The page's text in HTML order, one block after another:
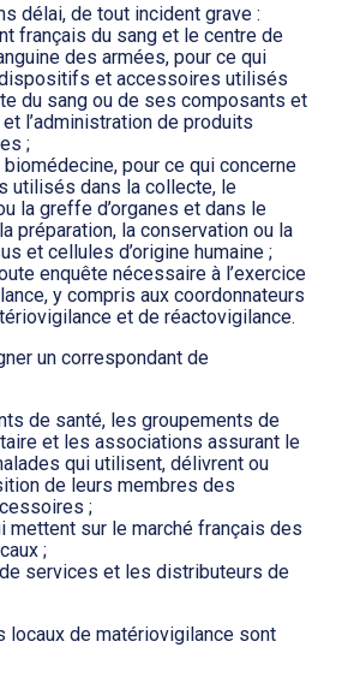
délai, de tout incident grave :
français du sang et le centre de
des armées, pour ce qui
et accessoires utilisés
du sang ou de ses composants et
l’administration de produits
;
biomédecine, pour ce qui concerne
utilisés dans la collecte, le
la greffe d’organes et dans le
préparation, la conservation ou la
et cellules d’origine humaine ;
enquête nécessaire à l’exercice
y compris aux coordonnateurs
et de réactovigilance.
un correspondant de
de santé, les groupements de
et les associations assurant le
qui utilisent, délivrent ou
de leurs membres des
;
mettent sur le marché français des
;
services et les distributeurs de
locaux de matériovigilance sont